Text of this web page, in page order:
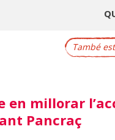
També
en millorar
Pancraç